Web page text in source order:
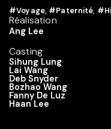
#Voyage, #Paternité,
Réalisation
Ang Lee
Casting
Sihung Lung
Lai Wang
Deb Snyder
Bozhao Wang
Fanny De Luz
Haan Lee